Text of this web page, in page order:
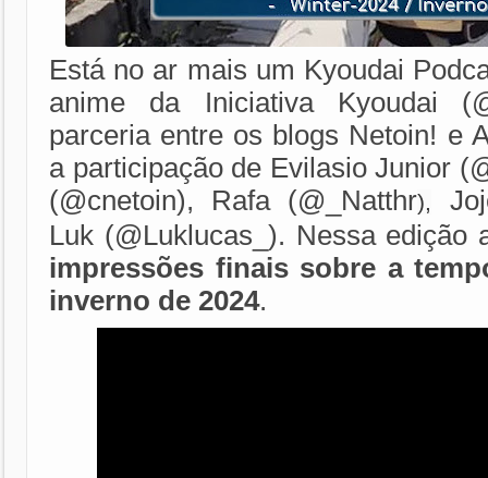
Está no ar mais um Kyoudai
anime da Iniciativa Kyoudai
parceria entre os blogs Netoin! e
a participação de Evilasio Junior
(@cnetoin), Rafa (@_Natthr),
Luk (@Luklucas_). Nessa edição
impressões finais sobre a
inverno de 2024.